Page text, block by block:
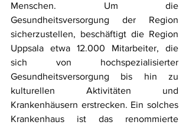
Menschen. Um die
Gesundheitsversorgung der Region
sicherzustellen, beschäftigt die Region
Uppsala etwa 12.000 Mitarbeiter, die
sich von hochspezialisierter
Gesundheitsversorgung bis hin zu
kulturellen Aktivitäten und
Krankenhäusern erstrecken. Ein solches
Krankenhaus ist das renommierte